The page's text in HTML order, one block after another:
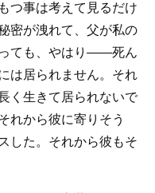
つ事は考えて見るだけ
密が洩れて、父が私の
ても、やはり――死ん
は居られません。それ
く生きて居られないで
れから彼に寄りそう
した。それから彼もそ